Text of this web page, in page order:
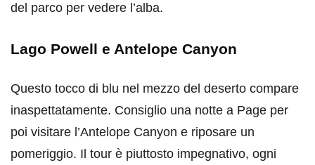
del parco per vedere l’alba.
Lago Powell e Antelope Canyon
Questo tocco di blu nel mezzo del deserto compare
inaspettatamente. Consiglio una notte a Page per
poi visitare l’Antelope Canyon e riposare un
pomeriggio. Il tour è piuttosto impegnativo, ogni